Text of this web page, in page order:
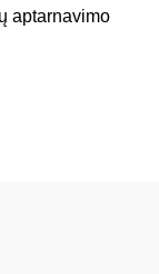
aptarnavimo